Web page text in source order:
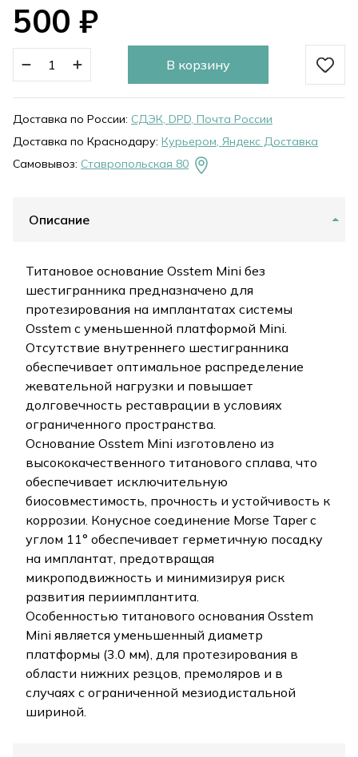
500 ₽
В корзину
Доставка по России: СДЭК, DPD, Почта России
Доставка по Краснодару: Курьером, Яндекс Доставка
Самовывоз: Ставропольская 80
Описание
Титановое основание Osstem Mini без
шестигранника предназначено для
протезирования на имплантатах системы
Osstem с уменьшенной платформой Mini.
Отсутствие внутреннего шестигранника
обеспечивает оптимальное распределение
жевательной нагрузки и повышает
долговечность реставрации в условиях
ограниченного пространства.
Основание Osstem Mini изготовлено из
высококачественного титанового сплава, что
обеспечивает исключительную
биосовместимость, прочность и устойчивость к
коррозии. Конусное соединение Morse Taper с
углом 11° обеспечивает герметичную посадку
на имплантат, предотвращая
микроподвижность и минимизируя риск
развития периимплантита.
Особенностью титанового основания Osstem
Mini является уменьшенный диаметр
платформы (3.0 мм), для протезирования в
области нижних резцов, премоляров и в
случаях с ограниченной мезиодистальной
шириной.